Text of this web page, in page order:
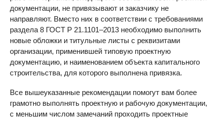
документации, не привязывают и заказчику не
направляют. Вместо них в соответствии с требованиями
раздела 8 ГОСТ Р 21.1101–2013 необходимо выполнить
новые обложки и титульные листы с реквизитами
организации, применившей типовую проектную
документацию, и наименованием объекта капитального
строительства, для которого выполнена привязка.
Все вышеуказанные рекомендации помогут вам более
грамотно выполнять проектную и рабочую документации,
с меньшим числом замечаний проходить проектные